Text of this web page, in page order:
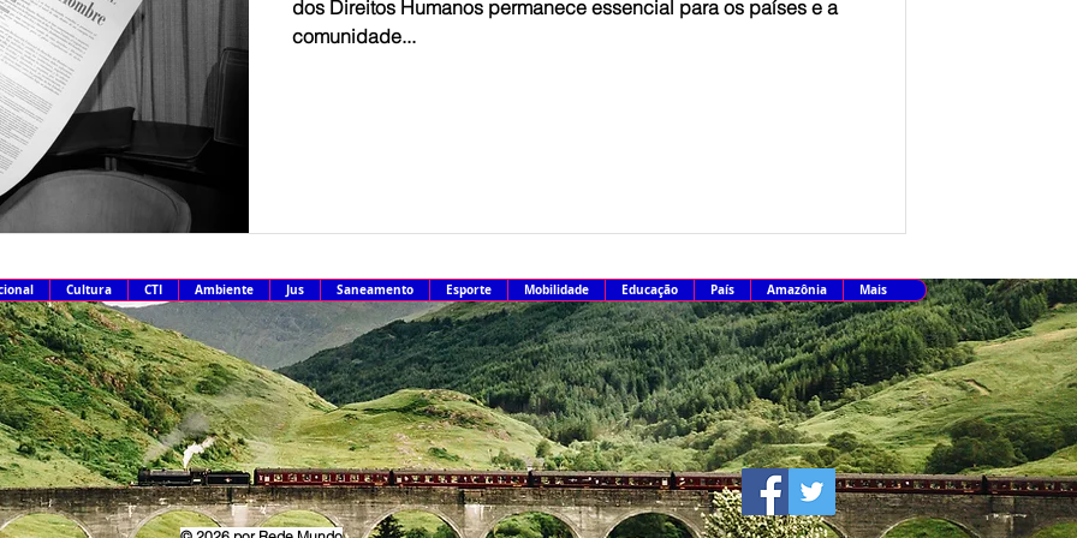
dos Direitos Humanos permanece essencial para os países e a
comunidade...
Cultura CTI Ambiente Jus Saneamento Esporte Mobilidade Educação País Amazônia Mais